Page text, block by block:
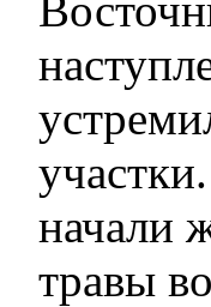
начали
травы